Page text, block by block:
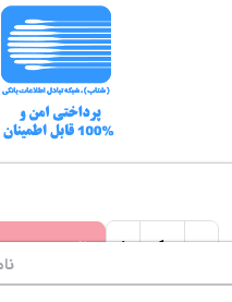
پیرانیت
-
+ افزودن به